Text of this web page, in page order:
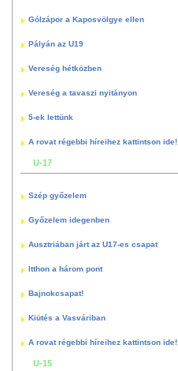
Gólzápor a Kaposvölgye ellen
Pályán az U19
Vereség hétközben
Vereség a tavaszi nyitányon
5-ek lettünk
A rovat régebbi híreihez kattintson ide!
U-17
Szép győzelem
Győzelem idegenben
Ausztriában járt az U17-es csapat
Itthon a három pont
Bajnokcsapat!
Kiütés a Vasváriban
A rovat régebbi híreihez kattintson ide!
U-15